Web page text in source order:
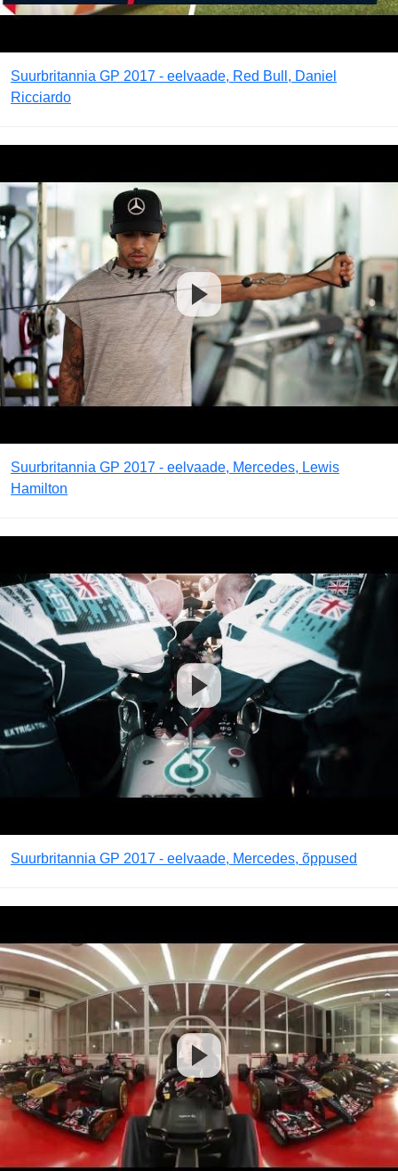
Suurbritannia GP 2017 - eelvaade, Red Bull, Daniel
Ricciardo
Suurbritannia GP 2017 - eelvaade, Mercedes, Lewis
Hamilton
Suurbritannia GP 2017 - eelvaade, Mercedes, õppused